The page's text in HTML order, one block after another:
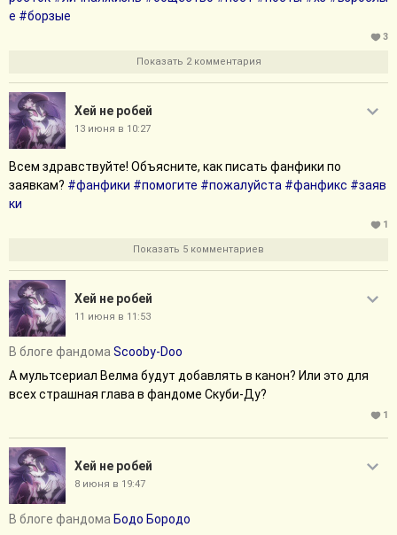
е #борзые
3
Показать 2 комментария
Хей не робей
13 июня в 10:27
Всем здравствуйте! Объясните, как писать фанфики по
заявкам? #фанфики #помогите #пожалуйста #фанфикс #заяв
ки
1
Показать 5 комментариев
Хей не робей
11 июня в 11:53
В блоге фандома Scooby-Doo
А мультсериал Велма будут добавлять в канон? Или это для
всех страшная глава в фандоме Скуби-Ду?
1
Хей не робей
8 июня в 19:47
В блоге фандома Бодо Бородо